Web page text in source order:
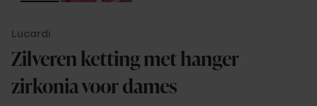
Lucardi
Zilveren ketting met hanger
zirkonia voor dames